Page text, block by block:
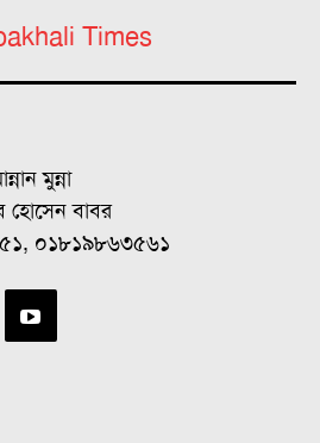
মুন্না
হোসেন বাবর
০১৮১৯৮৬৩৫৬১